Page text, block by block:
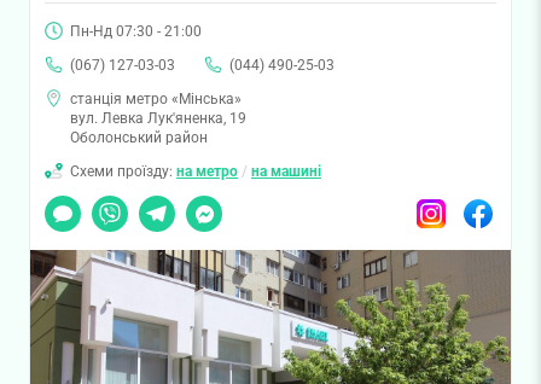
Пн-Нд 07:30 - 21:00
(067) 127-03-03
(044) 490-25-03
станція метро «Мінська»
вул. Левка Лук'яненка, 19
Оболонський район
Схеми проїзду: на метро / на машині
Чат
Viber TelegramMessenger InstagramFacebook